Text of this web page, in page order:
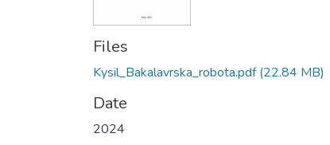
Files
Kysil_Bakalavrska_robota.pdf(22.84 MB)
Date
2024